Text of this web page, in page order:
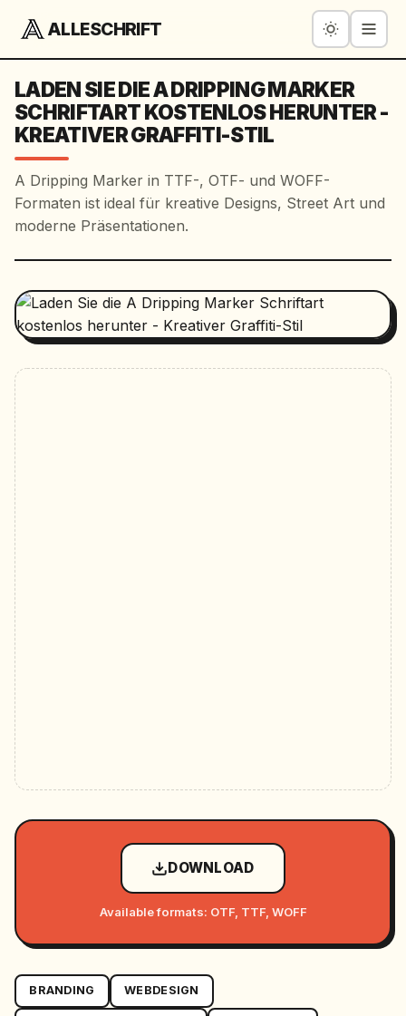
ALLESCHRIFT
LADEN SIE DIE A DRIPPING MARKER
SCHRIFTART KOSTENLOS HERUNTER -
KREATIVER GRAFFITI-STIL
A Dripping Marker in TTF-, OTF- und WOFF-
Formaten ist ideal für kreative Designs, Street Art und
moderne Präsentationen.
DOWNLOAD
Available formats: OTF, TTF, WOFF
BRANDING WEBDESIGN